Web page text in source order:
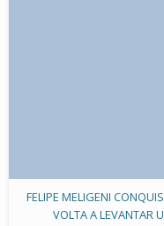
FELIPE MELIGENI
VOLTA A LEVANTAR